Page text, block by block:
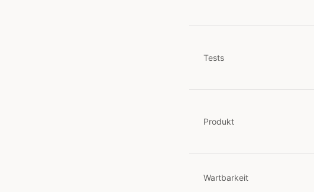
Tests
Produkt
Wartbarkeit